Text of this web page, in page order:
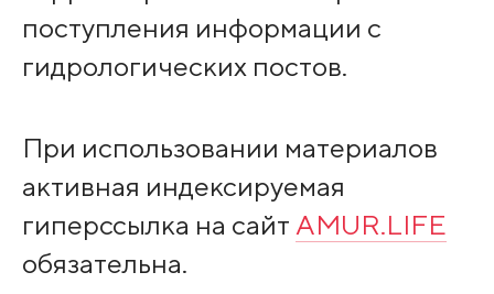
поступления информации с
гидрологических постов.
При использовании материалов
активная индексируемая
гиперссылка на сайт AMUR.LIFE
обязательна.